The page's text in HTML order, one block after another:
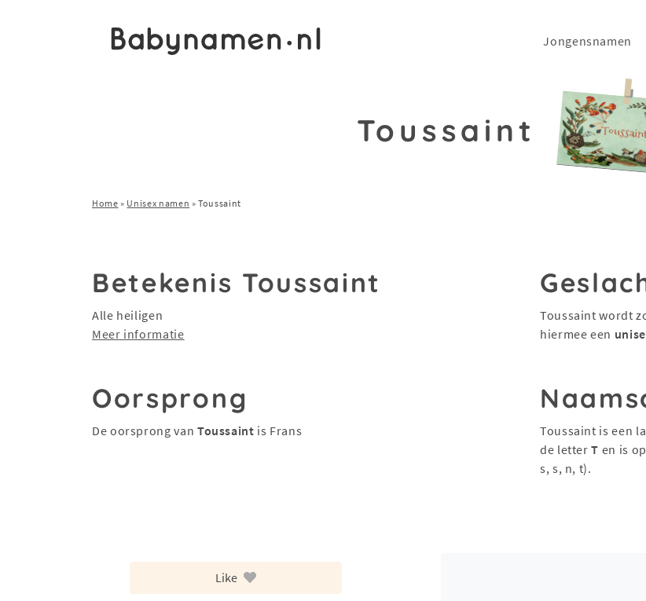
Jongensnamen
Toussaint
Home » Unisex namen »Toussaint
Betekenis Toussaint
Alle heiligen
Meer informatie
Toussaint wordt
hiermee een
Oorsprong
De oorsprong van Toussaint is Frans Toussaint is een
de letterT en is
s, s, n, t).
Like